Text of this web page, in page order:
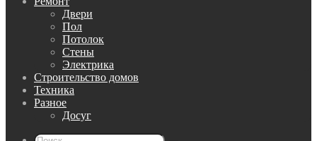
Двери
Пол
Потолок
Стены
Электрика
Строительство домов
Техника
Разное
Досуг